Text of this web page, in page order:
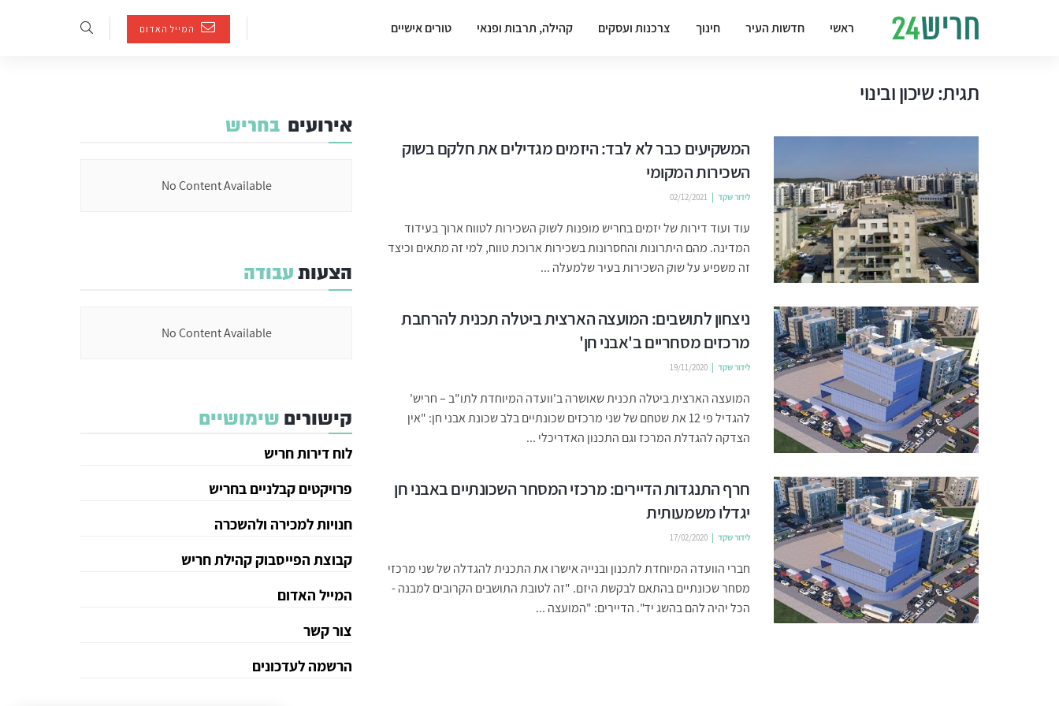
ראשי חדשות העיר חינוך צרכנות ועסקים קהילה, תרבות ופנאי טורים אישיים המייל האדום
תגית:שיכון ובינוי
המשקיעים כבר לא לבד: היזמים מגדילים את חלקם בשוק
השכירות המקומי
לידור שקד 02/12/2021
עוד ועוד דירות של יזמים בחריש מופנות לשוק השכירות לטווח ארוך בעידוד
המדינה. מהם היתרונות והחסרונות בשכירות ארוכת טווח, למי זה מתאים וכיצד
זה משפיע על שוק השכירות בעיר שלמעלה ...
ניצחון לתושבים: המועצה הארצית ביטלה תכנית להרחבת
מרכזים מסחריים ב'אבני חן'
לידור שקד 19/11/2020
המועצה הארצית ביטלה תכנית שאושרה ב'וועדה המיוחדת לתו"ב – חריש'
להגדיל פי 12 את שטחם של שני מרכזים שכונתיים בלב שכונת אבני חן: "אין
הצדקה להגדלת המרכז וגם התכנון האדריכלי ...
חרף התנגדות הדיירים: מרכזי המסחר השכונתיים באבני חן
יגדלו משמעותית
לידור שקד 17/02/2020
חברי הוועדה המיוחדת לתכנון ובנייה אישרו את התכנית להגדלה של שני מרכזי
מסחר שכונתיים בהתאם לבקשת היזם. "זה לטובת התושבים הקרובים למבנה -
הכל יהיה להם בהשג יד". הדיירים: "המועצה ...
אירועים בחריש
No Content Available
הצעותעבודה
No Content Available
קישורים שימושיים
לוח דירות חריש
פרויקטים קבלניים בחריש
חנויות למכירה ולהשכרה
קבוצת הפייסבוק קהילת חריש
המייל האדום
צור קשר
הרשמה לעדכונים